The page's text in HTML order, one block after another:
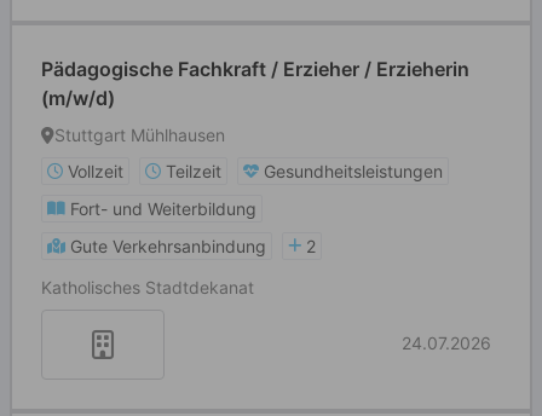
Pädagogische Fachkraft / Erzieher / Erzieherin
(m/w/d)
Stuttgart Mühlhausen
Vollzeit
Teilzeit
Gesundheitsleistungen
Fort- und Weiterbildung
Gute Verkehrsanbindung
2
Katholisches Stadtdekanat
24.07.2026